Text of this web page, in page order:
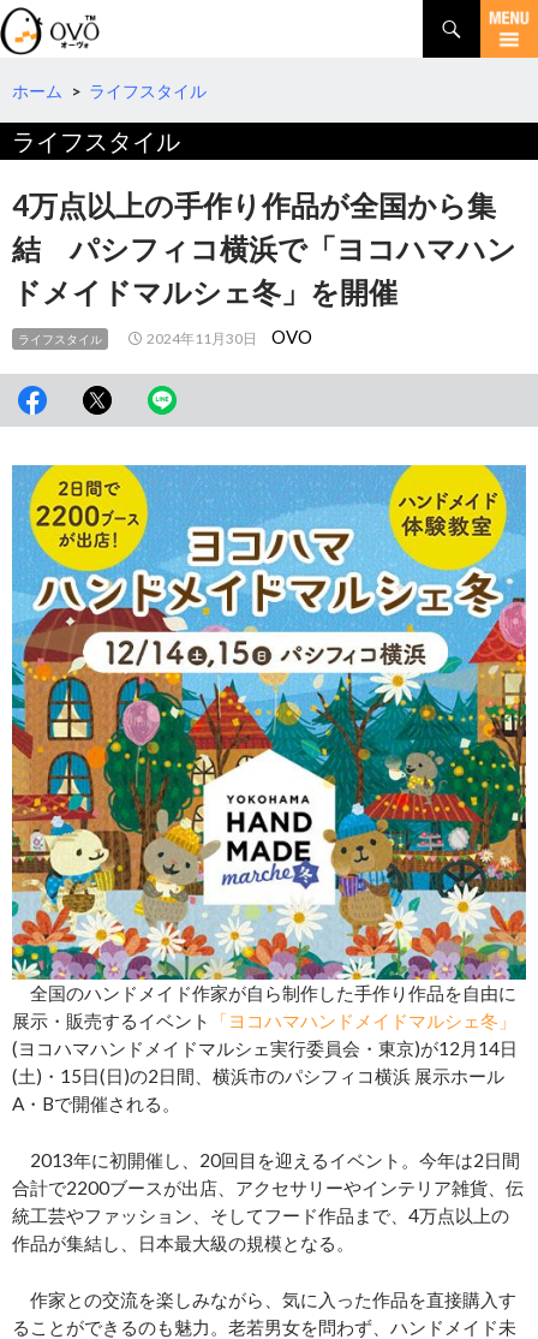
検
索
コ
テ
ツ
へ
動
ホーム > ライフスタイル
ライフスタイル
4万点以上の手作り作品が全国から集
結 パシフィコ横浜で「ヨコハマハン
ドメイドマルシェ冬」を開催
ライフスタイル 2024年11月30日 OVO
全国のハンドメイド作家が自ら制作した手作り作品を自由に
展示・販売するイベント
「ヨコハマハンドメイドマルシェ冬」
(ヨコハマハンドメイドマルシェ実行委員会・東京)が12月14日
(土)・15日(日)の2日間、横浜市のパシフィコ横浜 展示ホール
A・Bで開催される。
2013年に初開催し、20回目を迎えるイベント。今年は2日間
合計で2200ブースが出店、アクセサリーやインテリア雑貨、伝
統工芸やファッション、そしてフード作品まで、4万点以上の
作品が集結し、日本最大級の規模となる。
作家との交流を楽しみながら、気に入った作品を直接購入す
ることができるのも魅力。老若男女を問わず、ハンドメイド未